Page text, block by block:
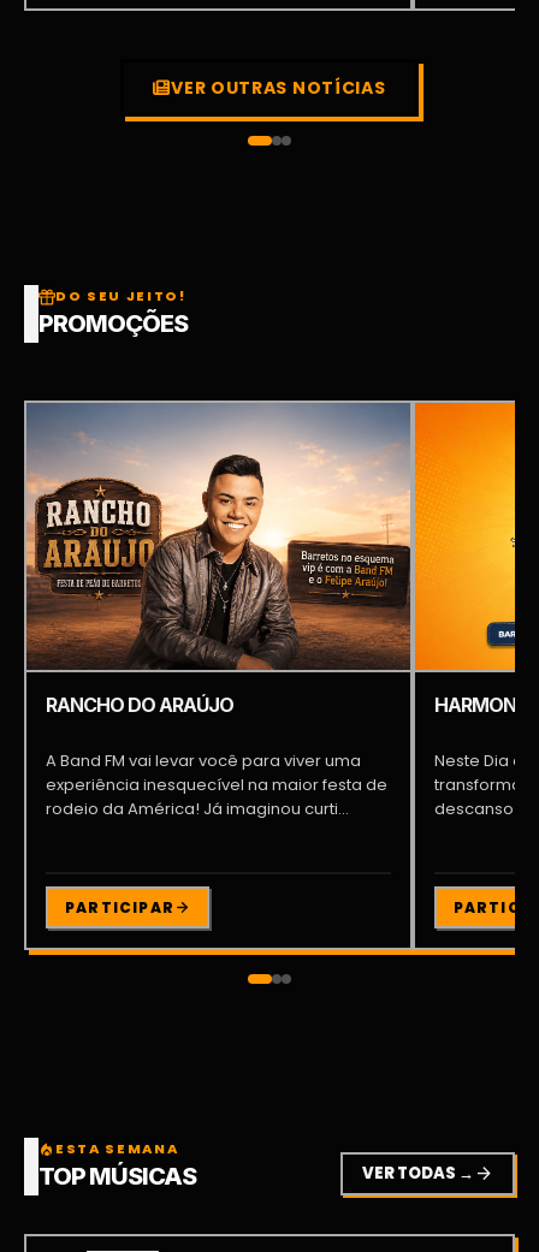
VER OUTRAS NOTÍCIAS
DO SEU JEITO!
PROMOÇÕES
RANCHO DO ARAÚJO
A Band FM vai levar você para viver uma
experiência inesquecível na maior festa de
rodeio da América! Já imaginou curti...
PARTICIPAR
Neste Dia
transformar
descanso
local_fire_department ESTA SEMANA
TOP MÚSICAS VER TODAS → arrow_forward